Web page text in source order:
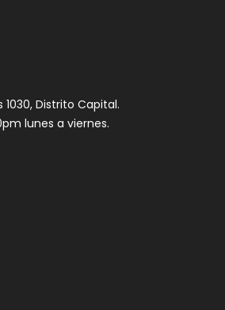
Distrito Capital.
lunes a viernes.